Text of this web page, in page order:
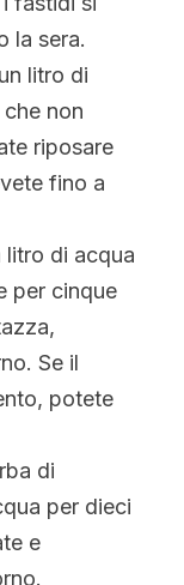
la sera.
litro di
non
riposare
fino a
litro di acqua
per cinque
Se il
potete
di
per dieci
e